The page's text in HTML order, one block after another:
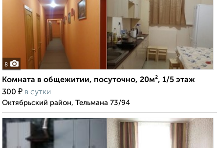
8
Комната в общежитии, посуточно, 20м², 1/5 этаж
300 ₽ в сутки
Октябрьский район, Тельмана 73/94